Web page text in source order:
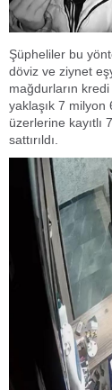
Şüpheliler bu
döviz ve ziynet
mağdurların
yaklaşık 7 milyon
üzerlerine kayıtlı
sattırıldı.